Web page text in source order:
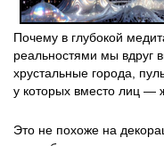
Почему в глубокой
реальностями мы вдруг
хрустальные города,
у которых вместо лиц —
Это не похоже на